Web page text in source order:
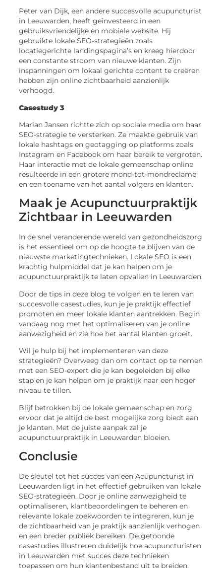
Peter van Dijk, een andere succesvolle acupuncturist
in Leeuwarden, heeft geïnvesteerd in een
gebruiksvriendelijke en mobiele website. Hij
gebruikte lokale SEO-strategieën zoals
locatiegerichte landingspagina’s en kreeg hierdoor
een constante stroom van nieuwe klanten. Zijn
inspanningen om lokaal gerichte content te creëren
hebben zijn online zichtbaarheid aanzienlijk
verhoogd.
Casestudy 3
Marian Jansen richtte zich op sociale media om haar
SEO-strategie te versterken. Ze maakte gebruik van
lokale hashtags en geotagging op platforms zoals
Instagram en Facebook om haar bereik te vergroten.
Haar interactie met de lokale gemeenschap online
resulteerde in een grotere mond-tot-mondreclame
en een toename van het aantal volgers en klanten.
Maak je Acupunctuurpraktijk
Zichtbaar in Leeuwarden
In de snel veranderende wereld van gezondheidszorg
is het essentieel om op de hoogte te blijven van de
nieuwste marketingtechnieken. Lokale SEO is een
krachtig hulpmiddel dat je kan helpen om je
acupunctuurpraktijk te laten opvallen in Leeuwarden.
Door de tips in deze blog te volgen en te leren van
succesvolle casestudies, kun je je praktijk effectief
promoten en meer lokale klanten aantrekken. Begin
vandaag nog met het optimaliseren van je online
aanwezigheid en zie hoe het aantal klanten groeit.
Wil je hulp bij het implementeren van deze
strategieën? Overweeg dan om contact op te nemen
met een SEO-expert die je kan begeleiden bij elke
stap en je kan helpen om je praktijk naar een hoger
niveau te tillen.
Blijf betrokken bij de lokale gemeenschap en zorg
ervoor dat je altijd de best mogelijke zorg biedt aan
je klanten. Met de juiste aanpak zal je
acupunctuurpraktijk in Leeuwarden bloeien.
Conclusie
De sleutel tot het succes van een Acupuncturist in
Leeuwarden ligt in het effectief gebruiken van lokale
SEO-strategieën. Door je online aanwezigheid te
optimaliseren, klantbeoordelingen te beheren en
relevante lokale zoekwoorden te integreren, kun je
de zichtbaarheid van je praktijk aanzienlijk verhogen
en een breder publiek bereiken. De getoonde
casestudies illustreren duidelijk hoe acupuncturisten
in Leeuwarden met succes deze technieken
toepassen om hun klantenbestand uit te breiden.